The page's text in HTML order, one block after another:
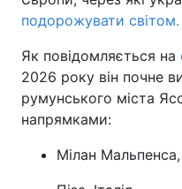
подорожувати світом.
Як повідомляється на
2026 року він почне
румунського міста
напрямками:
Мілан Мальпенса,